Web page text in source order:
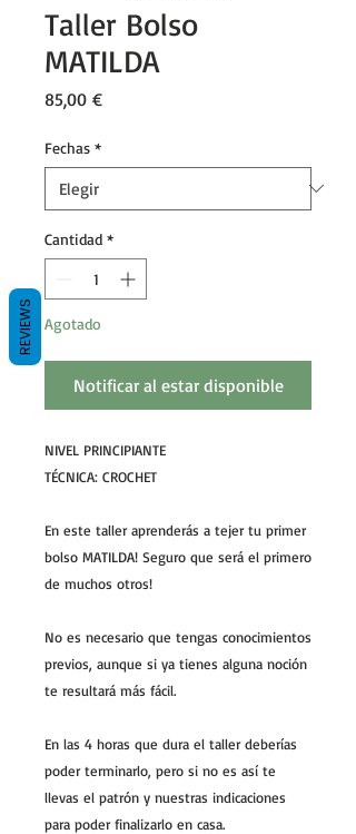
Taller Bolso
MATILDA
85,00 €Precio
Fechas *
Cantidad *
Agotado
Notificar al estar disponible
NIVEL PRINCIPIANTE
TÉCNICA: CROCHET
En este taller aprenderás a tejer tu primer
bolso MATILDA! Seguro que será el primero
de muchos otros!
No es necesario que tengas conocimientos
previos, aunque si ya tienes alguna noción
te resultará más fácil.
En las 4 horas que dura el taller deberías
poder terminarlo, pero si no es así te
llevas el patrón y nuestras indicaciones
para poder finalizarlo en casa.
REVIEWS